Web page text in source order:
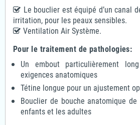
Le bouclier est équipé d’un canal
irritation, pour les peaux sensibles.
Ventilation Air Système.
Pour le traitement de pathologies:
Un embout particulièrement
exigences anatomiques
Tétine longue pour un ajustement
Bouclier de bouche anatomique
enfants et les adultes